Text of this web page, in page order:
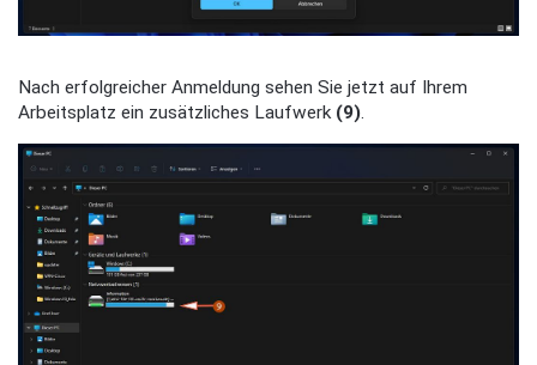
Nach erfolgreicher Anmeldung sehen Sie jetzt auf Ihrem
Arbeitsplatz ein zusätzliches Laufwerk (9)